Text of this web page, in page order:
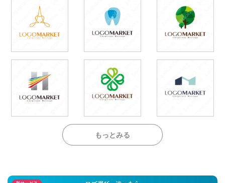
もっとみる